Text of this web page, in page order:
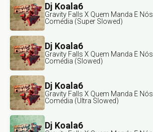
Dj Koala6
Gravity Falls X Quem Manda É Nós
Comédia (Super Slowed)
Dj Koala6
Gravity Falls X Quem Manda É Nós
Comédia (Slowed)
Dj Koala6
Gravity Falls X Quem Manda É Nós
Comédia (Ultra Slowed)
Dj Koala6